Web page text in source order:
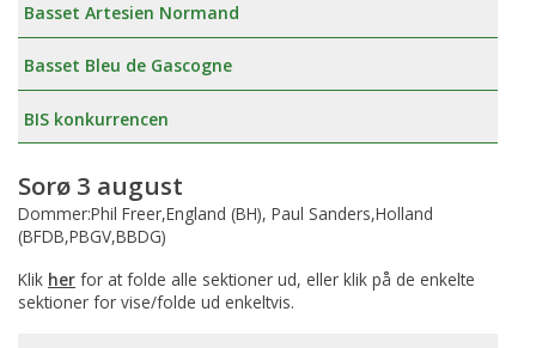
Basset Artesien Normand
Basset Bleu de Gascogne
BIS konkurrencen
Sorø 3 august
Dommer:Phil Freer,England (BH), Paul Sanders,Holland
(BFDB,PBGV,BBDG)
Klik her for at folde alle sektioner ud, eller klik på de enkelte
sektioner for vise/folde ud enkeltvis.